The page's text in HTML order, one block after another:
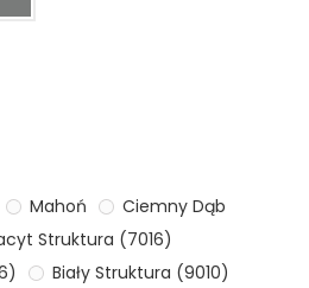
Mahoń
Ciemny Dąb
Struktura (7016)
Biały Struktura (9010)